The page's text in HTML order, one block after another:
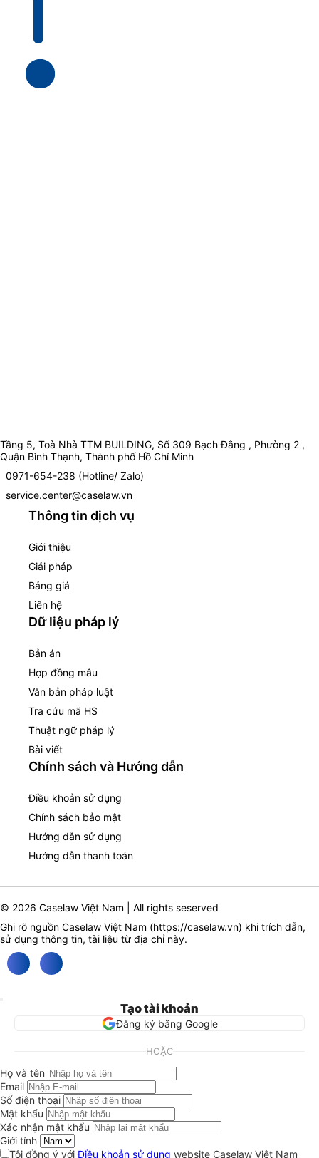
Tầng 5, Toà Nhà TTM BUILDING, Số 309 Bạch Đằng , Phường 2 ,
Quận Bình Thạnh, Thành phố Hồ Chí Minh
0971-654-238 (Hotline/ Zalo)
service.center@caselaw.vn
Thông tin dịch vụ
Giới thiệu
Giải pháp
Bảng giá
Liên hệ
Dữ liệu pháp lý
Bản án
Hợp đồng mẫu
Văn bản pháp luật
Tra cứu mã HS
Thuật ngữ pháp lý
Bài viết
Chính sách và Hướng dẫn
Điều khoản sử dụng
Chính sách bảo mật
Hướng dẫn sử dụng
Hướng dẫn thanh toán
© 2026 Caselaw Việt Nam | All rights seserved
Ghi rõ nguồn Caselaw Việt Nam (https://caselaw.vn) khi trích dẫn,
sử dụng thông tin, tài liệu từ địa chỉ này.
Tạo tài khoản
Đăng ký bằng Google
HOẶC
Họ và tên
Email
Số điện thoại
Mật khẩu
Xác nhận mật khẩu
Giới tính
Tôi đồng ý vớiĐiều khoản sử dụng website Caselaw Việt Nam